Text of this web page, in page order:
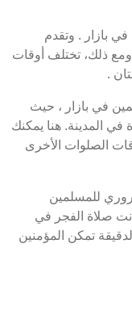
بازار . وتقدم
ذلك، تختلف أوقات
.
في بازار ، حيث
في المدينة. هنا يمكنك
الصلوات الأخرى
للمسلمين
صلاة الفجر في
تمكن المؤمنين